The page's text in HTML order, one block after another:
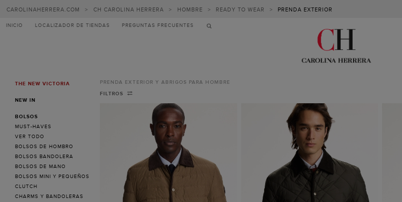
CAROLINAHERRERA.COM > CH CAROLINA HERRERA > HOMBRE > READY TO WEAR > PRENDA EXTERIOR
INICIO LOCALIZADOR DE TIENDAS PREGUNTAS FRECUENTES
MENUTHE NEW VICTORIA
NEW IN
BOLSOS
MUST-HAVES
VER TODO
BOLSOS DE HOMBRO
BOLSOS BANDOLERA
BOLSOS DE MANO
BOLSOS MINI Y PEQUEÑOS
CLUTCH
CHARMS Y BANDOLERAS
Abrigos,
chaquetas
exterior
para
hombre
PRENDA EXTERIOR Y ABRIGOS PARA HOMBRE
FILTROS